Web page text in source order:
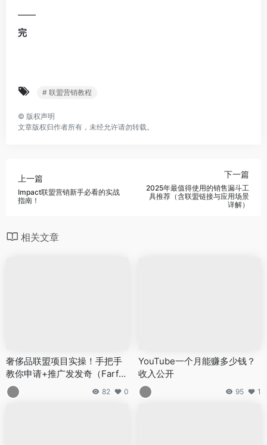
——
完
# 联盟营销教程
© 版权声明
文章版权归作者所有，未经允许请勿转载。
上一篇
Impact联盟营销新手必看的实战
指南！
下一篇
2025年最值得使用的销售漏斗工
具推荐（含联盟链接与应用场景
详解）
相关文章
奢侈品联盟项目实操！手把手
教你申请+推广发发奇（Farfet
ch）高佣金项目
82 0
YouTube一个月能赚多少钱？
收入公开
95 1